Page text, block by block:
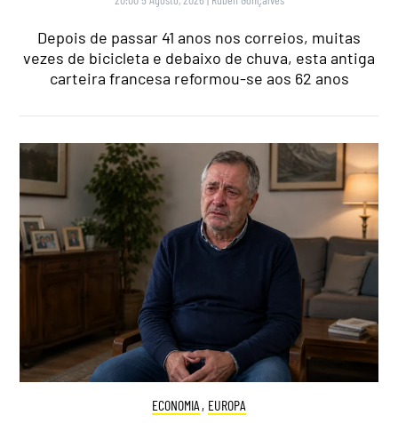
Depois de passar 41 anos nos correios, muitas
vezes de bicicleta e debaixo de chuva, esta antiga
carteira francesa reformou-se aos 62 anos
ECONOMIA , EUROPA